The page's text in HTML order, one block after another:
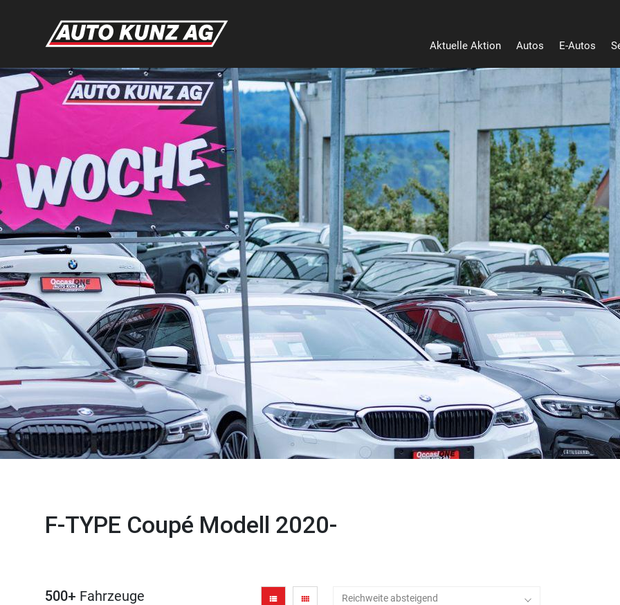
Aktuelle Aktion Autos E-Autos
F-TYPE Coupé Modell 2020-
500+ Fahrzeuge view_list view_comfy Reichweite absteigend